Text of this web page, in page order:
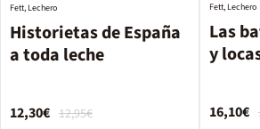
Historietas de España
a toda leche
Fett, Lechero
12,95€
12,30€
Las
y
Fett, Lechero
16,10€